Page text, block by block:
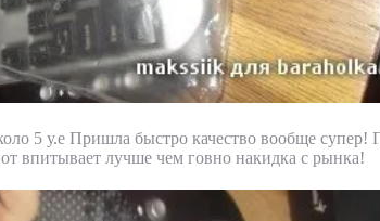
5 у.е Пришла быстро качество вообще супер!
впитывает лучше чем говно накидка с рынка!